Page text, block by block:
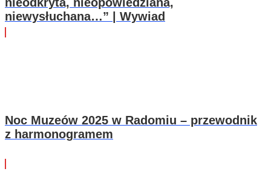
niewysłuchana…” | Wywiad
Noc Muzeów 2025 w Radomiu – przewodnik
z harmonogramem